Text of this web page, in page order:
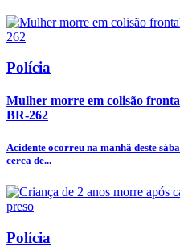
Polícia
Mulher morre em colisão
BR-262
Acidente ocorreu na manhã deste
cerca de...
Polícia